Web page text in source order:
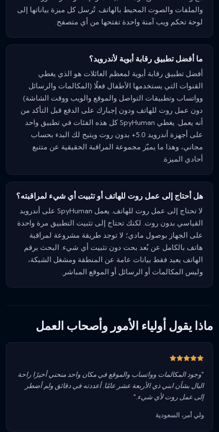
والملفات والصوت المحيط بالهاتف. تُرسل كل ميزة بياناتها إلى
لوحة تحكم ويب آمنة واحدة تفتحها من أي متصفح.
ما أفضل تطبيق رقابة أبوية لأندرويد؟
أفضل تطبيق رقابة أبوية لمعظم العائلات هو الذي يغطي
القنوات التي يستخدمها الأطفال فعلًا (المكالمات والرسائل
وواتساب وتطبيقات التواصل والموقع والويب ووقت الشاشة)
دون عمل روت للهاتف ودون إجبارك على الدفع قبل التأكد من
أنه يعمل. يغطي SpyHuman كل هذه الفئات في تطبيق واحد
على أجهزة أندرويد 5.0+ بدون روت ويتيح لك البدء بحساب
مجاني، وهذا ما يميّز مجموعة المراقبة الحقيقية عن متتبع
أحادي الميزة.
هل أحتاج إلى عمل روت للهاتف أو تثبيت أي شيء لمراقبته؟
لا تحتاج إلى عمل روت للهاتف. يعمل SpyHuman على أندرويد
القياسي بدون روت. لكنك تحتاج إلى تثبيت التطبيق مرة واحدة
على الجهاز بوصول مادي؛ لا توجد طريقة مشروعة لمراقبة
هاتف بالكامل عن بُعد بحت دون تثبيت أي شيء. البحث برقم
الهاتف يعيد فقط بيانات عامة عن المنطقة ومشغل الشبكة،
وليس المكالمات أو الرسائل أو الموقع المباشر.
ماذا يقول أولياء الأمور وأصحاب العمل
"وجود المكالمات وواتساب والموقع في مكان واحد منحني أخيرًا راحة
البال بشأن ابني ذي الأربعة عشر عامًا. أعددته في دقائق ولم أضطر
إلى عمل روت لأي شيء."
ولي أمر، السعودية